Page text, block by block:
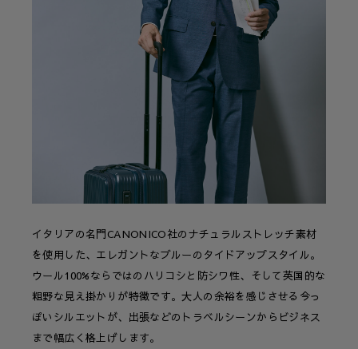
イタリアの名門CANONICO社のナチュラルストレッチ素材
を使用した、エレガントなブルーのタイドアップスタイル。
ウール100%ならではのハリコシと防シワ性、そして英国的な
粗野な見え掛かりが特徴です。大人の余裕を感じさせる今っ
ぽいシルエットが、出張などのトラベルシーンからビジネス
まで幅広く格上げします。